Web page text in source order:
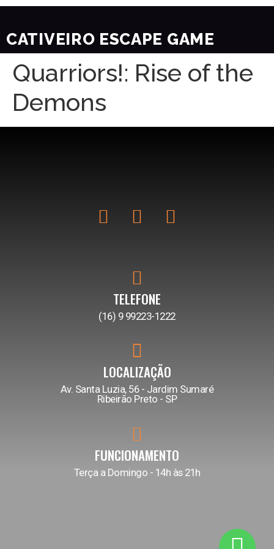
CATIVEIRO ESCAPE GAME
Quarriors!: Rise of the
Demons
TELEFONE
(16) 9 99223-1222
LOCALIZAÇÃO
Av. Santa Luzia, 56 - Jardim Sumaré
Ribeirão Preto - SP
FUNCIONAMENTO
Terça a Domingo - 14h às 21h